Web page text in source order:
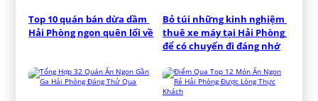
Top 10 quán bán dừa dầm
Hải Phòng ngon quên lối về
Bỏ túi những kinh nghiệm
thuê xe máy tại Hải Phòng
để có chuyến đi đáng nhớ